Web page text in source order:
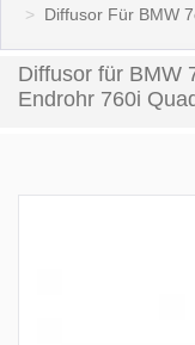
Diffusor Für BMW
Diffusor für BMW
Endrohr 760i